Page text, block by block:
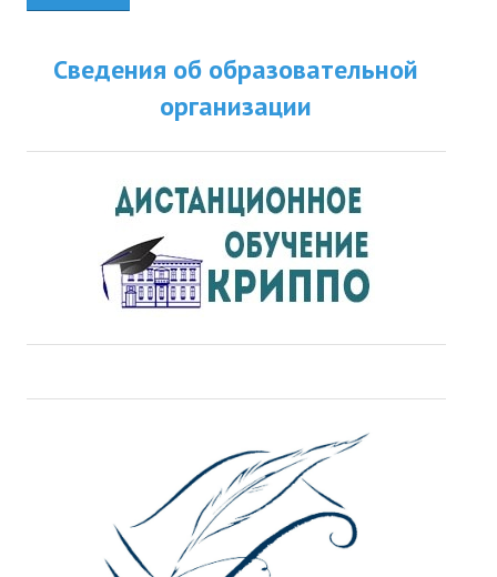
Сведения об образовательной
организации